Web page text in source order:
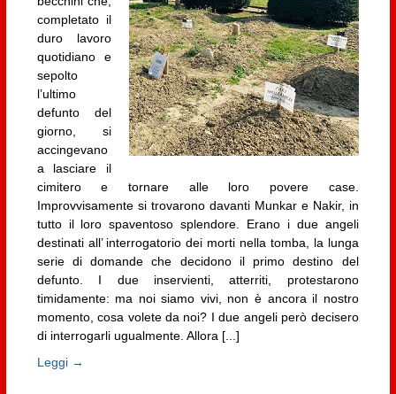
completato il
duro lavoro
quotidiano e
sepolto
l’ultimo
defunto del
giorno, si
accingevano
a lasciare il
cimitero e tornare alle loro povere case.
Improvvisamente si trovarono davanti Munkar e Nakir, in
tutto il loro spaventoso splendore. Erano i due angeli
destinati all’ interrogatorio dei morti nella tomba, la lunga
serie di domande che decidono il primo destino del
defunto. I due inservienti, atterriti, protestarono
timidamente: ma noi siamo vivi, non è ancora il nostro
momento, cosa volete da noi? I due angeli però decisero
di interrogarli ugualmente. Allora [...]
Leggi →